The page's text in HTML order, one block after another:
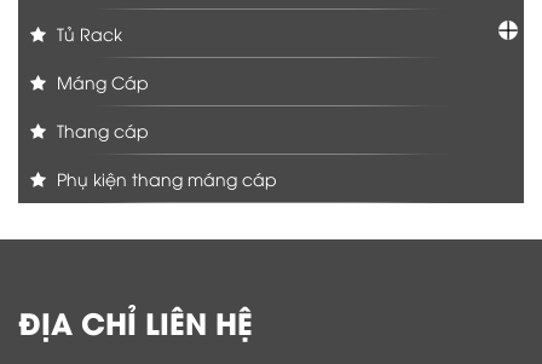
Tủ Rack
Máng Cáp
Thang cáp
Phụ kiện thang máng cáp
ĐỊA CHỈ LIÊN HỆ